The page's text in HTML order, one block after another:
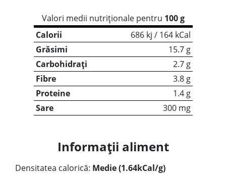
Valori medii nutriționale pentru 100 g
Calorii
686 kj / 164 kCal
Grăsimi
15.7 g
Carbohidrați
2.7 g
Fibre
3.8 g
Proteine
1.4 g
Sare
300 mg
Informații aliment
Densitatea calorică: Medie (1.64kCal/g)